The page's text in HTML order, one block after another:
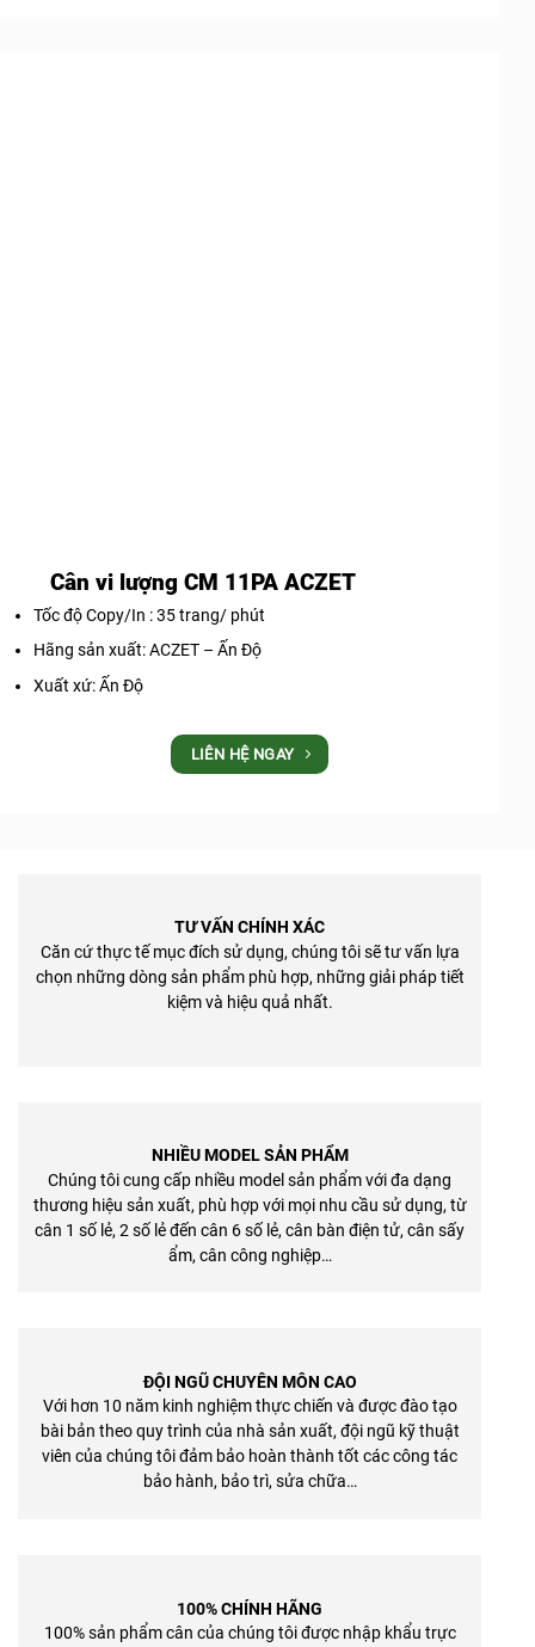
Cân vi lượng CM 11PA ACZET
Tốc độ Copy/In : 35 trang/ phút
Hãng sản xuất: ACZET – Ấn Độ
Xuất xứ: Ấn Độ
LIÊN HỆ NGAY
TƯ VẤN CHÍNH XÁC
Căn cứ thực tế mục đích sử dụng, chúng tôi sẽ tư vấn lựa
chọn những dòng sản phẩm phù hợp, những giải pháp tiết
kiệm và hiệu quả nhất.
NHIỀU MODEL SẢN PHẨM
Chúng tôi cung cấp nhiều model sản phẩm với đa dạng
thương hiệu sản xuất, phù hợp với mọi nhu cầu sử dụng, từ
cân 1 số lẻ, 2 số lẻ đến cân 6 số lẻ, cân bàn điện tử, cân sấy
ẩm, cân công nghiệp…
ĐỘI NGŨ CHUYÊN MÔN CAO
Với hơn 10 năm kinh nghiệm thực chiến và được đào tạo
bài bản theo quy trình của nhà sản xuất, đội ngũ kỹ thuật
viên của chúng tôi đảm bảo hoàn thành tốt các công tác
bảo hành, bảo trì, sửa chữa…
100% CHÍNH HÃNG
100% sản phẩm cân của chúng tôi được nhập khẩu trực